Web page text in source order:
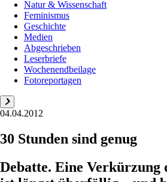
Natur & Wissenschaft
Feminismus
Geschichte
Medien
Abgeschrieben
Leserbriefe
Wochenendbeilage
Fotoreportagen
04.04.2012
30 Stunden sind genug
Debatte. Eine Verkürzung